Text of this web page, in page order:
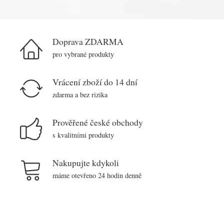
Doprava ZDARMA
pro vybrané produkty
Vrácení zboží do 14 dní
zdarma a bez rizika
Prověřené české obchody
s kvalitními produkty
Nakupujte kdykoli
máme otevřeno 24 hodin denně